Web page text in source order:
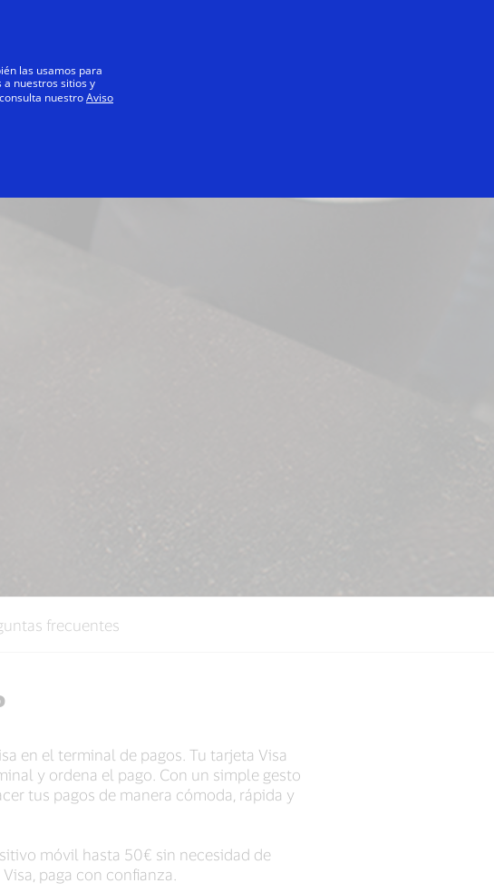
frecuentes
en el terminal de pagos. Tu tarjeta Visa
y ordena el pago. Con un simple gesto
tus pagos de manera cómoda, rápida y
móvil hasta 50€ sin necesidad de
paga con confianza.
las usamos para
nuestros sitios y
nuestroAviso